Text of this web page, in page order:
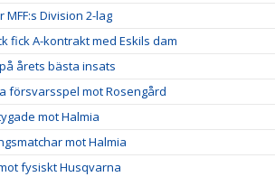
Division 2-lag
fick A-kontrakt med Eskils dam
årets bästa insats
försvarsspel mot Rosengård
mot Halmia
mot Halmia
fysiskt Husqvarna